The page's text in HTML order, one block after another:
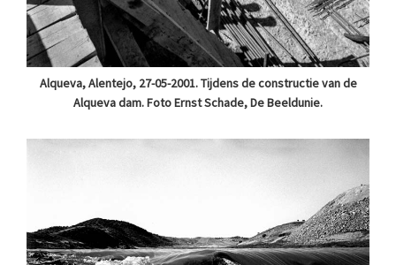
Alqueva, Alentejo, 27-05-2001. Tijdens de constructie van de
Alqueva dam. Foto Ernst Schade, De Beeldunie.